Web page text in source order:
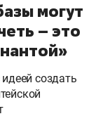
могут
– это
создать